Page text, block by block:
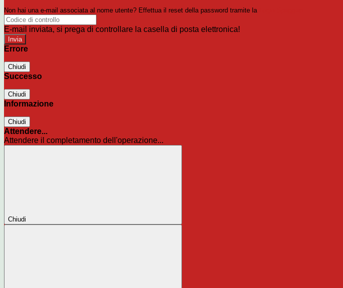
Non hai una e-mail associata al nome utente? Effettua il reset della password tramite la
E-mail inviata, si prega di controllare la casella di posta elettronica!
Errore
Chiudi
Successo
Chiudi
Informazione
Chiudi
Attendere...
Attendere il completamento dell'operazione...
Chiudi